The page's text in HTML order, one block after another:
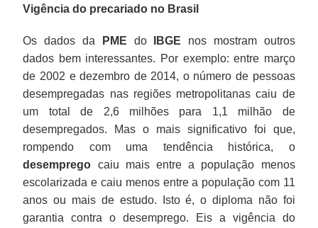
Vigência do precariado no Brasil
Os dados da PME do IBGE nos mostram outros
dados bem interessantes. Por exemplo: entre março
de 2002 e dezembro de 2014, o número de pessoas
desempregadas nas regiões metropolitanas caiu de
um total de 2,6 milhões para 1,1 milhão de
desempregados. Mas o mais significativo foi que,
rompendo com uma tendência histórica, o
desemprego caiu mais entre a população menos
escolarizada e caiu menos entre a população com 11
anos ou mais de estudo. Isto é, o diploma não foi
garantia contra o desemprego. Eis a vigência do